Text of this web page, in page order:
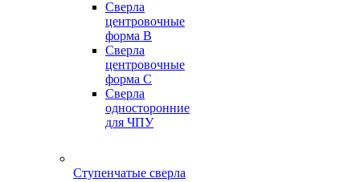
Сверла
центровочные
форма B
Сверла
центровочные
форма C
Сверла
односторонние
для ЧПУ
Ступенчатые сверла